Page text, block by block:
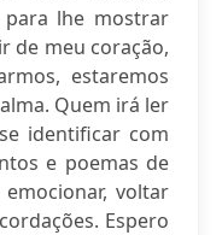
lhe mostrar
de meu coração,
estaremos
Quem irá ler
identificar com
e poemas de
voltar
Espero